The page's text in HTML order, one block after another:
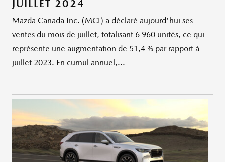
JUILLET 2024
Mazda Canada Inc. (MCI) a déclaré aujourd'hui ses
ventes du mois de juillet, totalisant 6 960 unités, ce qui
représente une augmentation de 51,4 % par rapport à
juillet 2023. En cumul annuel,...